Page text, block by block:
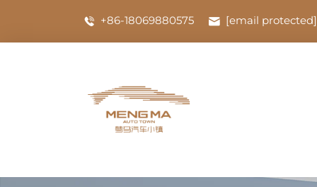
+86-18069880575 [email protected]